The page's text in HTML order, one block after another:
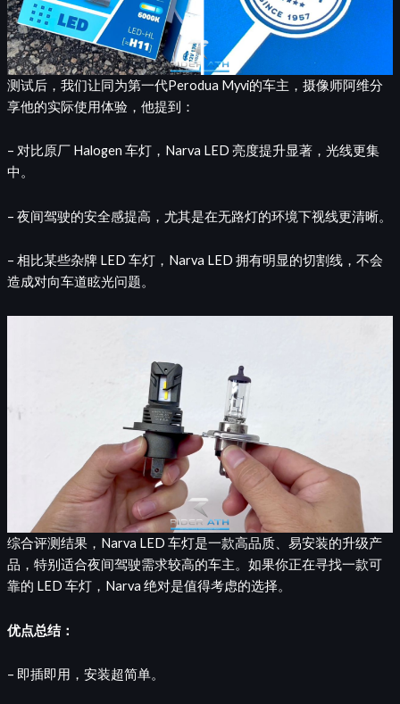
测试后，我们让同为第一代Perodua Myvi的车主，摄像师阿维分
享他的实际使用体验，他提到：
– 对比原厂 Halogen 车灯，Narva LED 亮度提升显著，光线更集
中。
– 夜间驾驶的安全感提高，尤其是在无路灯的环境下视线更清晰。
– 相比某些杂牌 LED 车灯，Narva LED 拥有明显的切割线，不会
造成对向车道眩光问题。
综合评测结果，Narva LED 车灯是一款高品质、易安装的升级产
品，特别适合夜间驾驶需求较高的车主。如果你正在寻找一款可
靠的 LED 车灯，Narva 绝对是值得考虑的选择。
优点总结：
– 即插即用，安装超简单。